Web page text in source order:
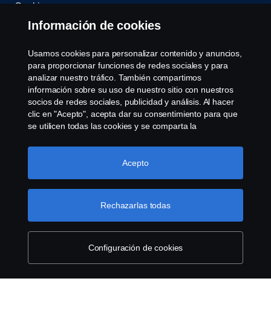
Cookies
Sistema de Denuncias
Configuración de cookies
reservados. Scania Argentina S.A.U. - Piedrabuena
5400, Grand Bourg, CP (1615) Buenos Aires,
Argentina. Tel. (54) 03327 45 1000
Información de cookies
Usamos cookies para personalizar contenido y anuncios,
para proporcionar funciones de redes sociales y para
analizar nuestro tráfico. También compartimos
información sobre su uso de nuestro sitio con nuestros
socios de redes sociales, publicidad y análisis. Al hacer
clic en "Acepto", acepta dar su consentimiento para que
se utilicen todas las cookies y se comparta la
haciendo clic en "Configuración de cookies" y
seleccionando las categorías que desea aceptar. Para
Más información sobre su privacidad
Configuración de cookies
Rechazarlas todas
Acepto